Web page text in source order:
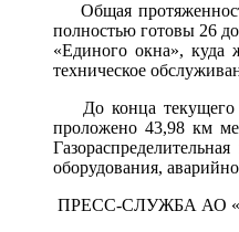
Общая
полностью готовы 26
«Единого окна», куда
техническое
До конца текущего
проложено 43,98 км
оборудования,
ПРЕСС-СЛУЖБА АО